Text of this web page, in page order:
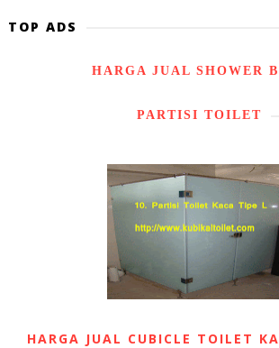
TOP ADS
HARGA JUAL SHOWER
PARTISI TOILET
HARGA JUAL CUBICLE TOILET